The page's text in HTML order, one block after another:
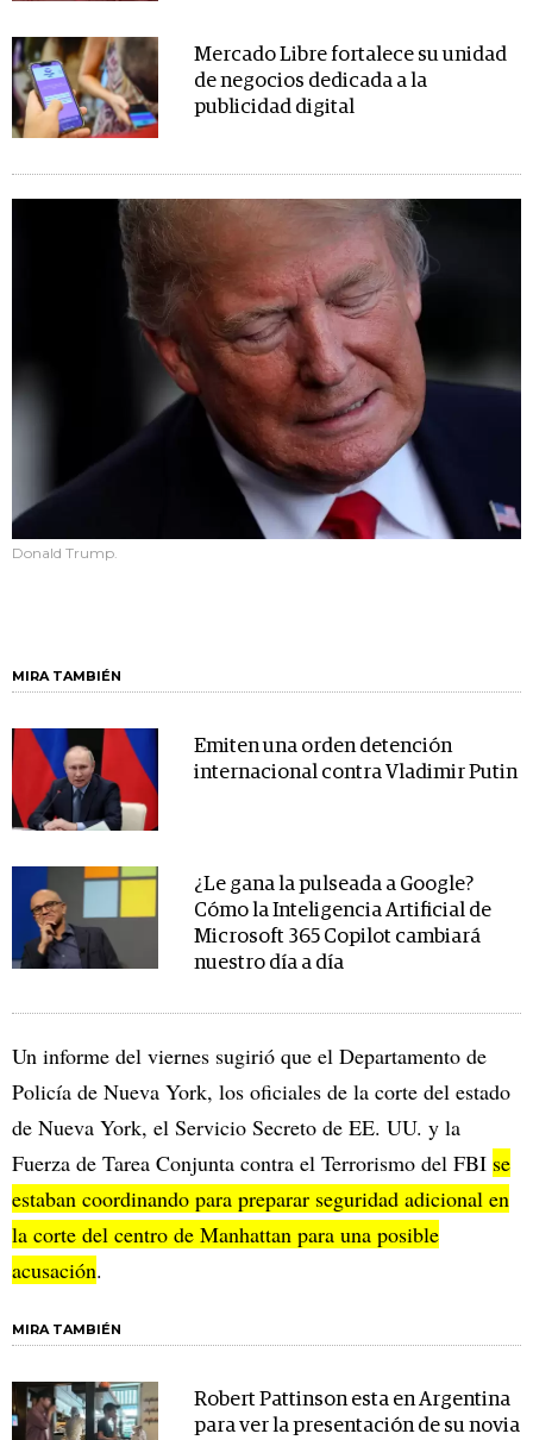
Mercado Libre fortalece su unidad
de negocios dedicada a la
publicidad digital
Donald Trump.
MIRA TAMBIÉN
Emiten una orden detención
internacional contra Vladimir Putin
¿Le gana la pulseada a Google?
Cómo la Inteligencia Artificial de
Microsoft 365 Copilot cambiará
nuestro día a día
Un informe del viernes sugirió que el Departamento de
Policía de Nueva York, los oficiales de la corte del estado
de Nueva York, el Servicio Secreto de EE. UU. y la
Fuerza de Tarea Conjunta contra el Terrorismo del FBI se
estaban coordinando para preparar seguridad adicional en
la corte del centro de Manhattan para una posible
acusación.
MIRA TAMBIÉN
Robert Pattinson esta en Argentina
para ver la presentación de su novia